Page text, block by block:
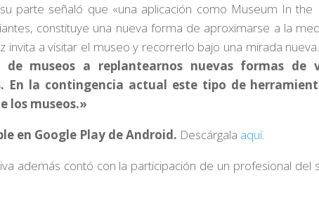
parte señaló que «una aplicación como Museum In
constituye una nueva forma de aproximarse a la
invita a visitar el museo y recorrerlo bajo una mirada nueva.
museos a replantearnos nuevas formas de
En la contingencia actual este tipo de
los museos.»
en Google Play de Android. Descárgala aquí.
además contó con la participación de un profesional del